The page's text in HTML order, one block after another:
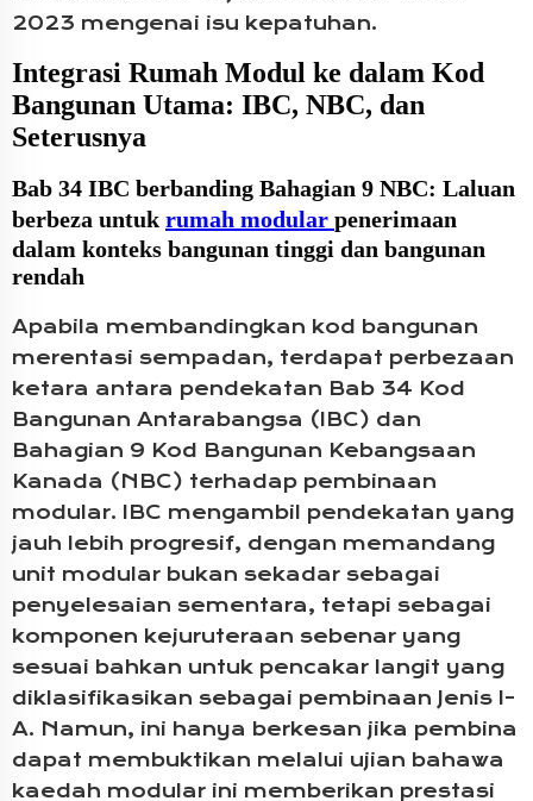
2023 mengenai isu kepatuhan.
Integrasi Rumah Modul ke dalam Kod
Bangunan Utama: IBC, NBC, dan
Seterusnya
Bab 34 IBC berbanding Bahagian 9 NBC: Laluan
berbeza untuk rumah modular penerimaan
dalam konteks bangunan tinggi dan bangunan
rendah
Apabila membandingkan kod bangunan
merentasi sempadan, terdapat perbezaan
ketara antara pendekatan Bab 34 Kod
Bangunan Antarabangsa (IBC) dan
Bahagian 9 Kod Bangunan Kebangsaan
Kanada (NBC) terhadap pembinaan
modular. IBC mengambil pendekatan yang
jauh lebih progresif, dengan memandang
unit modular bukan sekadar sebagai
penyelesaian sementara, tetapi sebagai
komponen kejuruteraan sebenar yang
sesuai bahkan untuk pencakar langit yang
diklasifikasikan sebagai pembinaan Jenis I-
A. Namun, ini hanya berkesan jika pembina
dapat membuktikan melalui ujian bahawa
kaedah modular ini memberikan prestasi